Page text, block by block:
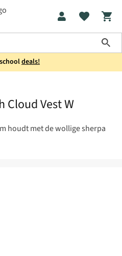
deals!
Cloud Vest W
houdt met de wollige sherpa